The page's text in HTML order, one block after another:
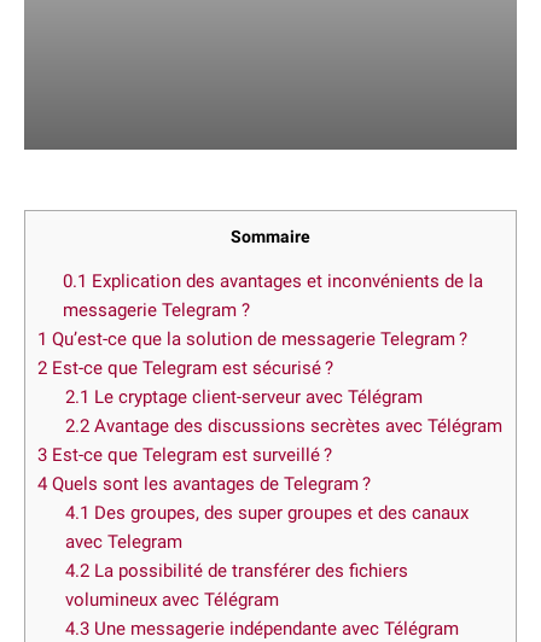
Sommaire
0.1 Explication des avantages et inconvénients de la
messagerie Telegram ?
1 Qu’est-ce que la solution de messagerie Telegram ?
2 Est-ce que Telegram est sécurisé ?
2.1 Le cryptage client-serveur avec Télégram
2.2Avantage des discussions secrètes avec Télégram
3 Est-ce que Telegram est surveillé ?
4 Quels sont les avantages de Telegram ?
4.1 Des groupes, des super groupes et des canaux
avec Telegram
4.2La possibilité de transférer des fichiers
volumineux avec Télégram
4.3Une messagerie indépendante avec Télégram